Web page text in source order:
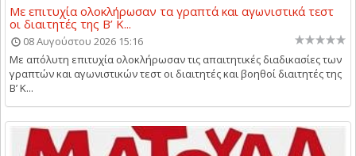
Με επιτυχία ολοκλήρωσαν τα γραπτά και αγωνιστικά τεστ
οι διαιτητές της Β’ Κ...
08 Αυγούστου 2026 15:16
Με απόλυτη επιτυχία ολοκλήρωσαν τις απαιτητικές διαδικασίες των
γραπτών και αγωνιστικών τεστ οι διαιτητές και βοηθοί διαιτητές της
Β’ Κ...